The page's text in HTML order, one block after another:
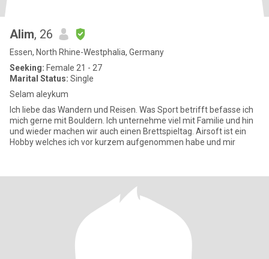
Alim, 26
Essen, North Rhine-Westphalia, Germany
Seeking: Female 21 - 27
Marital Status: Single
Selam aleykum
Ich liebe das Wandern und Reisen. Was Sport betrifft befasse ich
mich gerne mit Bouldern. Ich unternehme viel mit Familie und hin
und wieder machen wir auch einen Brettspieltag. Airsoft ist ein
Hobby welches ich vor kurzem aufgenommen habe und mir